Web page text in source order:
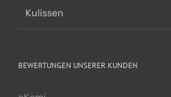
Kulissen
BEWERTUNGEN UNSERER KUNDEN